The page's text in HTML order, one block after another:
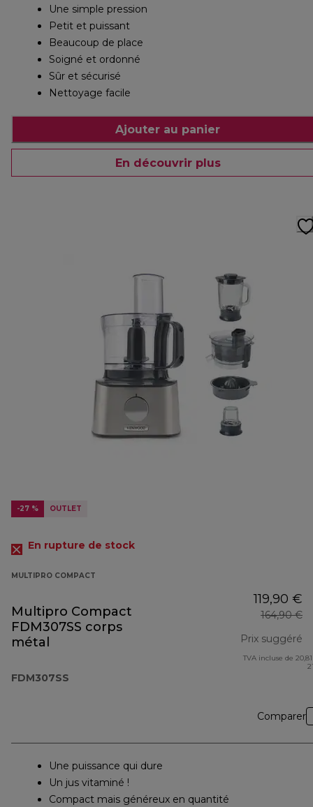
Une simple pression
Petit et puissant
Beaucoup de place
Soigné et ordonné
Sûr et sécurisé
Nettoyage facile
Ajouter au panier
En découvrir plus
-27 % OUTLET
En rupture de stock
MULTIPRO COMPACT
Multipro Compact
FDM307SS corps
métal
FDM307SS
119,90 €
164,90 €
Prix suggéré
TVA incluse de
Comparer
Une puissance qui dure
Un jus vitaminé !
Compact mais généreux en quantité